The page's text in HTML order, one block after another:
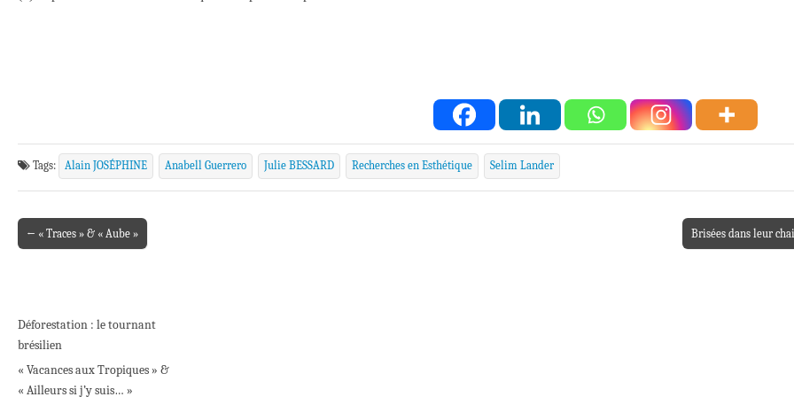
Tags: Alain JOSÉPHINE Anabell Guerrero Julie BESSARD Recherches en Esthétique Selim Lander
Post navigation
← « Traces » & « Aube » Brisées dans leur
Déforestation : le tournant
brésilien
« Vacances aux Tropiques » &
« Ailleurs si j’y suis… »